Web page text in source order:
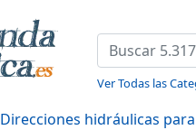
Ver Todas las
Direcciones hidráulicas